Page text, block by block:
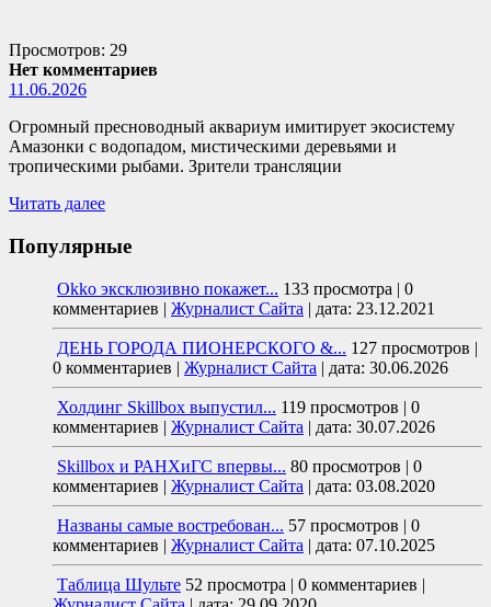
Просмотров: 29
Нет комментариев
11.06.2026
Огромный пресноводный аквариум имитирует экосистему
Амазонки с водопадом, мистическими деревьями и
тропическими рыбами. Зрители трансляции
Читать далее
Популярные
Okko эксклюзивно покажет... 133 просмотра | 0
комментариев | Журналист Сайта | дата: 23.12.2021
ДЕНЬ ГОРОДА ПИОНЕРСКОГО &... 127 просмотров |
0 комментариев | Журналист Сайта | дата: 30.06.2026
Холдинг Skillbox выпустил... 119 просмотров | 0
комментариев | Журналист Сайта | дата: 30.07.2026
Skillbox и РАНХиГС впервы... 80 просмотров | 0
комментариев | Журналист Сайта | дата: 03.08.2020
Названы самые востребован... 57 просмотров | 0
комментариев | Журналист Сайта | дата: 07.10.2025
Таблица Шульте 52 просмотра | 0 комментариев |